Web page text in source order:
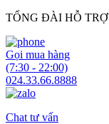
TỔNG ĐÀI HỖ TRỢ
Gọi mua hàng
(7:30 - 22:00)
024.33.66.8888
Chat tư vấn